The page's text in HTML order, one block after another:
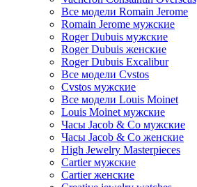
Все модели Romain Jerome
Romain Jerome мужские
Roger Dubuis мужские
Roger Dubuis женские
Roger Dubuis Excalibur
Все модели Cvstos
Cvstos мужские
Все модели Louis Moinet
Louis Moinet мужские
Часы Jacob & Co мужские
Часы Jacob & Co женские
High Jewelry Masterpieces
Cartier мужские
Cartier женские